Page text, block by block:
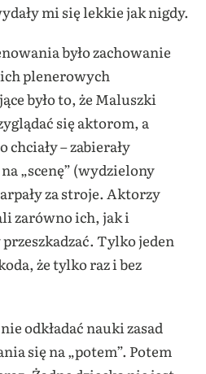
mi się lekkie jak nigdy.
było zachowanie
plenerowych
było to, że Maluszki
się aktorom, a
chciały – zabierały
„scenę” (wydzielony
za stroje. Aktorzy
zarówno ich, jak i
Tylko jeden
że tylko raz i bez
odkładać nauki zasad
się na „potem”. Potem